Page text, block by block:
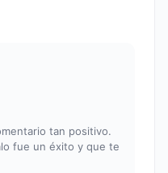
tan positivo.
fue un éxito y que te